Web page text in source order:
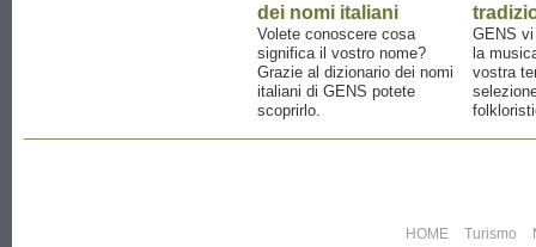
dei nomi italiani
Volete conoscere cosa
significa il vostro nome?
Grazie al dizionario dei nomi
italiani di GENS potete
scoprirlo.
GENS
la
vostra
HOME Turismo